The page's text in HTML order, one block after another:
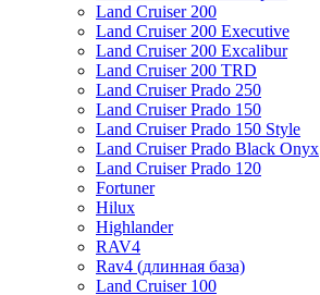
Land Cruiser 200
Land Cruiser 200 Executive
Land Cruiser 200 Excalibur
Land Cruiser 200 TRD
Land Cruiser Prado 250
Land Cruiser Prado 150
Land Cruiser Prado 150 Style
Land Cruiser Prado Black Onyx
Land Cruiser Prado 120
Fortuner
Hilux
Highlander
RAV4
Rav4 (длинная база)
Land Cruiser 100